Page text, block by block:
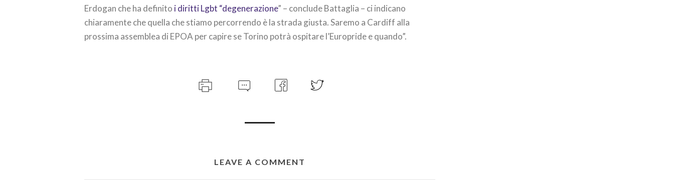
Erdogan che ha definito i diritti Lgbt “degenerazione” – conclude Battaglia – ci indicano
chiaramente che quella che stiamo percorrendo è la strada giusta. Saremo a Cardiff alla
prossima assemblea di EPOA per capire se Torino potrà ospitare l’Europride e quando”.
LEAVE A COMMENT